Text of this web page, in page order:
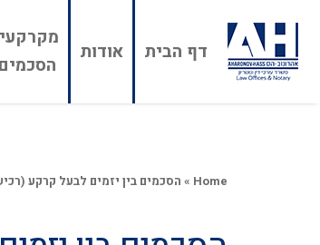
דף הבית אודות
הסכמים
Home
» הסכמים בין יזמים לבעל קרקע